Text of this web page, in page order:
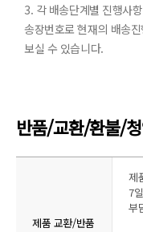
3. 각 배송단계별 진행사
송장번호로 현재의 배송
보실 수 있습니다.
반품/교환/환불/
제품 교환/반품
제
7
부